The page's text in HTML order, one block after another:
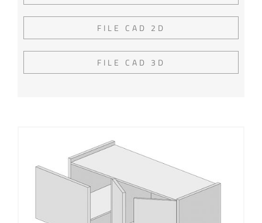
FILE CAD 2D
FILE CAD 3D